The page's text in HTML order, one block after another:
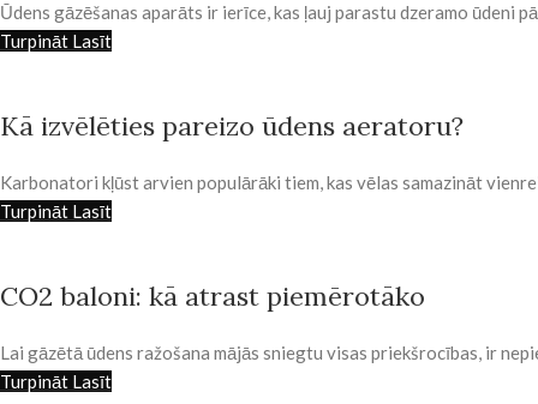
Ūdens gāzēšanas aparāts ir ierīce, kas ļauj parastu dzeramo ūdeni
Turpināt Lasīt
Kā izvēlēties pareizo ūdens aeratoru?
Karbonatori kļūst arvien populārāki tiem, kas vēlas samazināt
Turpināt Lasīt
CO2 baloni: kā atrast piemērotāko
Lai gāzētā ūdens ražošana mājās sniegtu visas priekšrocības, ir
Turpināt Lasīt